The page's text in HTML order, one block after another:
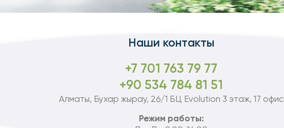
Наши контакты
+7 701 763 79 77
+90 534 784 81 51
Алматы, Бухар жырау, 26/1 БЦ Evolution 3 этаж, 17 офис
Режим работы: